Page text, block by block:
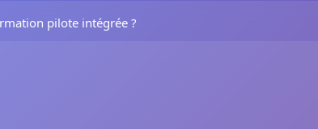
pilote intégrée ?